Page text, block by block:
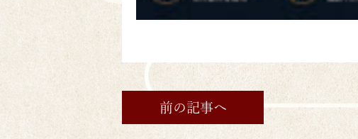
前の記事へ